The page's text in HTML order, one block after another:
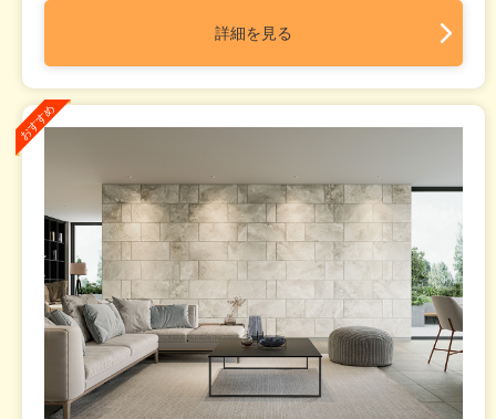
詳細を見る